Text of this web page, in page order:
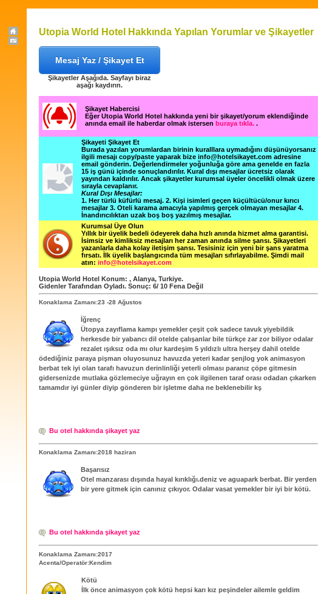
Utopia World Hotel Hakkında Yapılan Yorumlar ve Şikayetler
Mesaj Yaz / Şikayet Et
Şikayetler Aşağıda. Sayfayı biraz
aşağı kaydırın.
Şikayet Habercisi
Eğer Utopia World Hotel hakkında yeni bir şikayet/yorum eklendiğinde
anında email ile haberdar olmak istersen buraya tıkla. .
Şikayeti Şikayet Et
Burada yazılan yorumlardan birinin kuralllara uymadığını düşünüyorsanız
ilgili mesajı copy/paste yaparak bize info@hotelsikayet.com adresine
email gönderin. Değerlendirmeler yoğunluğa göre ama genelde en fazla
15 iş günü içinde sonuçlandırılır. Kural dışı mesajlar ücretsiz olarak
yayından kaldırılır. Ancak şikayetler kurumsal üyeler öncelikli olmak üzere
sırayla cevaplanır.
Kural Dışı Mesajlar:
1. Her türlü küfürlü mesaj. 2. Kişi isimleri geçen küçültücü/onur kırıcı
mesajlar 3. Oteli karama amacıyla yapılmış gerçek olmayan mesajlar 4.
İnandırıcılıktan uzak boş boş yazılmış mesajlar.
Kurumsal Üye Olun
Yıllık bir üyelik bedeli ödeyerek daha hızlı anında hizmet alma garantisi.
İsimsiz ve kimliksiz mesajları her zaman anında silme şansı. Şikayetleri
yazanlarla daha kolay iletişim şansı. Tesisiniz için yeni bir şans yaratma
fırsatı. İlk üyelik başlangıcında tüm mesajları sıfırlayabilme. Şimdi mail
atın: info@hotelsikayet.com
Utopia World Hotel Konum: , Alanya, Turkiye.
Gidenler Tarafından Oyladı. Sonuç: 6/ 10 Fena Değil
Konaklama Zamanı:23 -28 Ağustos
İğrenç
Ütopya zayıflama kampı yemekler çeşit çok sadece tavuk yiyebildik
herkesde bir yabancı dil otelde çalışanlar bile türkçe zar zor biliyor odalar
rezalet ışıksız oda mı olur kardeşim 5 yıldızlı ultra herşey dahil otelde
ödediğiniz paraya pişman oluyosunuz havuzda yeteri kadar şenjlog yok animasyon
berbat tek iyi olan tarafı havuzun derinlinliği yeterli olması paranız çöpe gitmesin
gidersenizde mutlaka gözlemeciye uğrayın en çok ilgilenen taraf orası odadan çıkarken
tamamdır iyi günler diyip gönderen bir işletme daha ne beklenebilir kş
Bu otel hakkında şikayet yaz
Konaklama Zamanı:2018 haziran
Başarısız
Otel manzarası dışında hayal kırıklığı.deniz ve aguapark berbat. Bir yerden
bir yere gitmek için canınız çıkıyor. Odalar vasat yemekler bir iyi bir kötü.
Bu otel hakkında şikayet yaz
Konaklama Zamanı:2017
Acenta/Operatör:Kendim
Kötü
İlk önce animasyon çok kötü hepsi karı kız peşindeler ailemle geldim